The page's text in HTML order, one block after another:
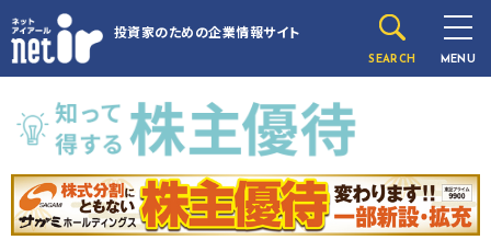
投資家のための企業情報サイト
SEARCH MENU